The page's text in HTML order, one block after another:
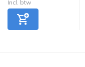
Incl. btw